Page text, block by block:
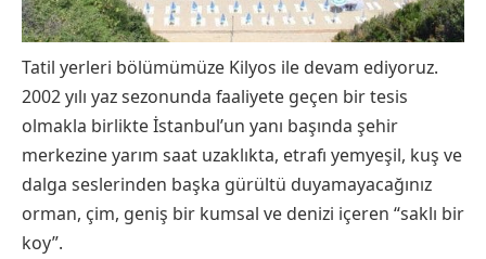
Tatil yerleri bölümümüze Kilyos ile devam ediyoruz.
2002 yılı yaz sezonunda faaliyete geçen bir tesis
olmakla birlikte İstanbul’un yanı başında şehir
merkezine yarım saat uzaklıkta, etrafı yemyeşil, kuş ve
dalga seslerinden başka gürültü duyamayacağınız
orman, çim, geniş bir kumsal ve denizi içeren “saklı bir
koy”.